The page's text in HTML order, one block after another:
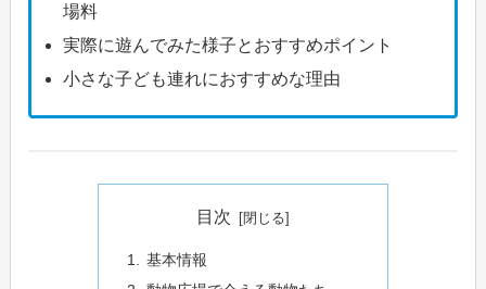
場料
実際に遊んでみた様子とおすすめポイント
小さな子ども連れにおすすめな理由
目次
基本情報